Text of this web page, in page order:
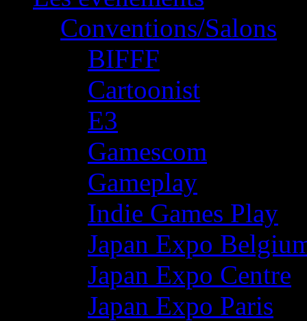
Conventions/Salons
BIFFF
Cartoonist
E3
Gamescom
Gameplay
Indie Games Play
Japan Expo
Japan Expo Centre
Japan Expo Paris